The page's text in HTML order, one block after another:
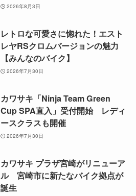
2026年8月3日
レトロな可愛さに惚れた！エスト
レヤRSクロムバージョンの魅力
【みんなのバイク】
2026年7月30日
カワサキ「Ninja Team Green
Cup SPA直入」受付開始 レディ
ースクラスも開催
2026年7月30日
カワサキ プラザ宮崎がリニューア
ル 宮崎市に新たなバイク拠点が
誕生